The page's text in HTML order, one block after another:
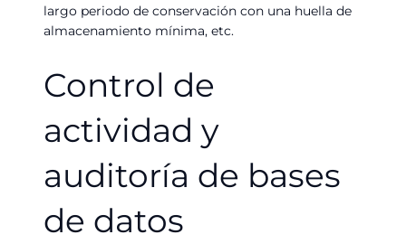
largo periodo de conservación con una huella de
almacenamiento mínima, etc.
Control de
actividad y
auditoría de bases
de datos